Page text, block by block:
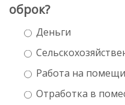
оброк?
Деньги
Работа на
Отработка в